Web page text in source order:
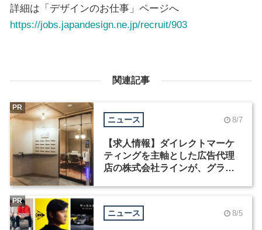
詳細は「デザインのお仕事」ページへ
https://jobs.japandesign.ne.jp/recruit/903
関連記事
ニュース 8/7
【求人情報】ダイレクトマーケ
ティングを主軸とした広告代理
店の株式会社ラインが、グラフ
PR
ニュース 8/5
PR